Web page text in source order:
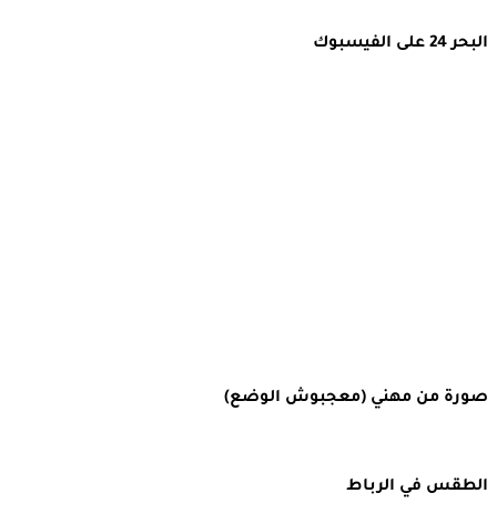
البحر 24 على الفيسبوك
صورة من مهني (معجبوش الوضع)
الطقس في الرباط